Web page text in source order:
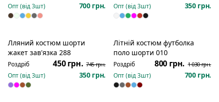
Опт (від3шт) 700 грн. Опт (від3шт) 350 грн.
Розпродаж
Лляний костюм шорти
жакет зав'язка 288
Роздріб 450 грн. 745 грн.
Опт (від3шт) 350 грн.
Розпродаж
Літній костюм футболка
поло шорти 010
Роздріб 800 грн. 1 030 грн.
Опт (від3шт) 700 грн.